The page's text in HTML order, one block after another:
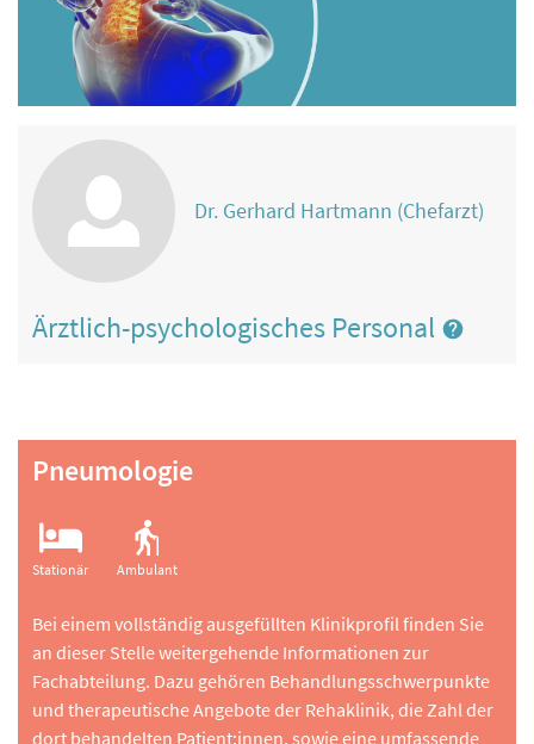
Dr. Gerhard Hartmann (Chefarzt)
Ärztlich-psychologisches Personal
Pneumologie
Stationär Ambulant
Bei einem vollständig ausgefüllten Klinikprofil finden Sie
an dieser Stelle weitergehende Informationen zur
Fachabteilung. Dazu gehören Behandlungsschwerpunkte
und therapeutische Angebote der Rehaklinik, die Zahl der
dort behandelten Patient:innen, sowie eine umfassende